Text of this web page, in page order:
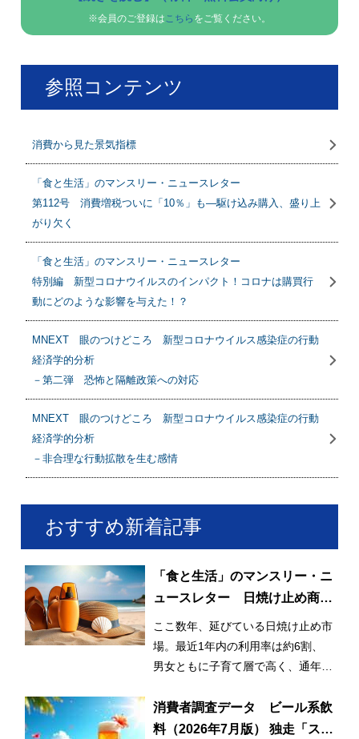
※会員のご登録はこちら をご覧ください。
参照コンテンツ
消費から見た景気指標
「食と生活」のマンスリー・ニュースレター
第112号 消費増税ついに「10％」も―駆け込み購入、盛り上
がり欠く
「食と生活」のマンスリー・ニュースレター
特別編 新型コロナウイルスのインパクト！コロナは購買行
動にどのような影響を与えた！？
MNEXT 眼のつけどころ 新型コロナウイルス感染症の行動
経済学的分析
－第二弾 恐怖と隔離政策への対応
MNEXT 眼のつけどころ 新型コロナウイルス感染症の行動
経済学的分析
－非合理な行動拡散を生む感情
おすすめ新着記事
「食と生活」のマンスリー・ニ
ュースレター 日焼け止め商品
の利用率が3割増！ 日常的かつ
早期化・長期化する日焼け止め
市場
ここ数年、延びている日焼け止め市
場。最近1年内の利用率は約6割、
男女ともに子育て層で高く、通年利
とつの要因となっている。
消費者調査データ ビール系飲
料（2026年7月版） 独走「スー